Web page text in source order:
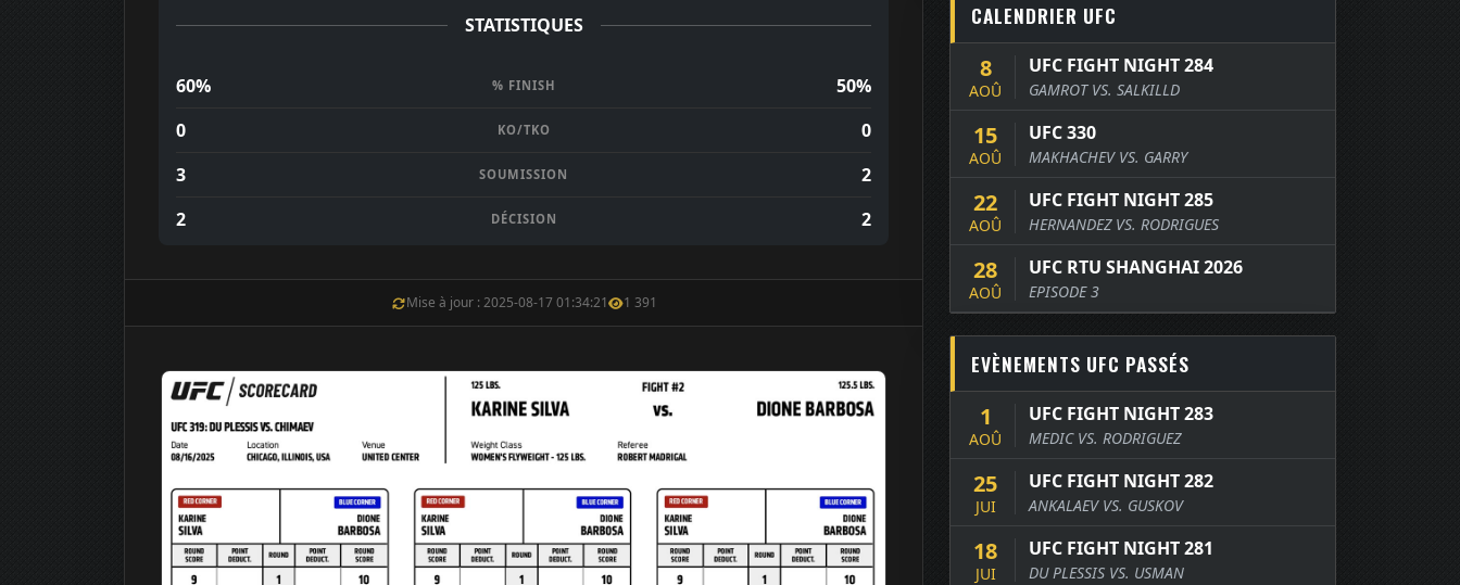
STATISTIQUES
60% % FINISH
50%
0
KO/TKO
0
3
SOUMISSION
2
2
DÉCISION 2
Mise à jour : 2025-08-17 01:34:21 1 391
CALENDRIER UFC
8
AOÛ
UFC FIGHT NIGHT 284
GAMROT VS. SALKILLD
15
AOÛ
UFC 330
MAKHACHEV VS. GARRY
22
AOÛ
UFC FIGHT NIGHT 285
HERNANDEZ VS. RODRIGUES
28
AOÛ
UFC RTU SHANGHAI 2026
EPISODE 3
EVÈNEMENTS UFC PASSÉS
1
AOÛ
UFC FIGHT NIGHT 283
MEDIC VS. RODRIGUEZ
25
JUI
UFC FIGHT NIGHT 282
ANKALAEV VS. GUSKOV
18
JUI
UFC FIGHT NIGHT 281
DU PLESSIS VS. USMAN